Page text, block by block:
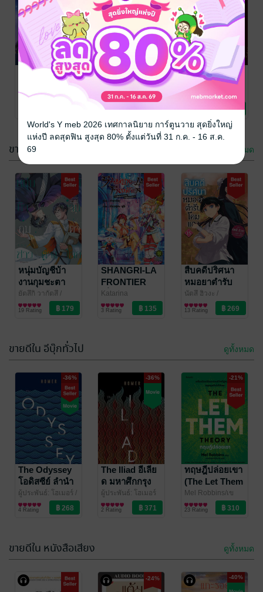
stubborn and cunning nature while managing to be
cute and adorable at the same time. and I love how
she is so understanding and patient with Frung's
quirks. Frung was probably the most lovable. her
straightforward nature (and possibly being on the
autism spectrum) makes her misunderstood but so
so sweet and adorable, and makes for some really
good comedic moments. in addition, her naivete (and
denial of her feelings) cracked me up in some of her
interactions with Yu and the other characters. I really
love the characters in this novel and will reread
multiple times to revisit these lovable characters.
รีวิวจาก
Lauchang
Crush (คนอะไรน่ารักเท่าโลก English version)
meb translation team, Chaoplanoy
4.8 คะแนนจาก 29 เรตติ้ง
I dont know where to Start....it was soooo good.
At first: the novel tells the story of PitBabe Season 1.
Second: its not a omegaverse story, like the original
thai version?! so no alphas, omegas and so on. Just
aBL Story.
It's so well written, the story took my heart und I cried
a few times. The love and dynamic of Charlie and
Babe felt so much more intense and quite different
than the series.
absolute worth the money.
The Bonus Chapters were so special - I loved them,
too.
And last: the nc/r18 scenes were topnotch!
I didnt acpect to love this novel that much - thank you
so much 😍
แสดงทั้งหมด
รีวิวจาก
Annono
Pit Babe English Revised Version
alittlebixth
มีสติแล้วลูกพีช
Peach and Me
ลวิฬาร์ (laWila) ,
ทรราชชั่วผู้นี้
ไม่มีวันปล่อย
เจ้าไป
หลิ่งชิง
นิยายรักจีนโบราณ
118 Rating
รางปกปักษ์
สามห้า
นิยายโรมานซ์
148 Rating
ทรวง
กระต่ายเงาจันทร์
นิยายรัก
105 Rating
ทะลุมิติมาเป็น
พระเอกที่ผิดต่อ
คนทั้งใต้หล้า
และผิดต่อเจ้า
แบบพิเศษใส่ไข่
เล่ม2 [จบ]
DarkQueenLiLith
นิยายวาย Boy
Love / Yaoi
88 Rating
ขายดีใน การ์ตูนทั้งหมด ดูทั้งหมด
หนุ่มบัญชีบ้า
งานกุมชะตา
ชาวต่างโลก
เล่ม 7 (ฉบับ
ยัตสึกิ วากัตสึ /
PHOENIX NEXT
การ์ตูน Boy Love /
Yaoi
19 Rating
SHANGRI-LA
FRONTIER
เมื่อนักล่าเกม
ขยะท้าสู้ในเกม
เทพ เล่ม 20
Katarina
/Ryousuke Fuji /
LUCKPIM
การ์ตูนทั่วไป
3 Rating
สืบคดีปริศนา
หมอยาตำรับ
โคมแดง 15
(ฉบับนิยาย)
นัตสึ ฮิวงะ /
PHOENIX NEXT
ไลท์โนเวล
13 Rating
-18%
good bye
Mr.TOP จุดจบ
สายรุก
มาสุชิตะ/ FirstLove
Pro Publishing
การ์ตูน Boy Love /
Yaoi
17 Rating
นางร้ายมือใหม่
เป็นกำลังใจให้
ด้วยนะเจ้าคะ
เล่ม 3 (ฉบับ
การ์ตูน)
ซัตสึกิ นาคามุระ/
PHOENIX NEXT
การ์ตูนทั่วไป
8 Rating
ขายดีใน อีบุ๊กทั่วไป ดูทั้งหมด
-36%
The Odyssey
โอดิสซีย์ ลำนำ
แห่งยูลิสซีส
ผู้ประพันธ์: โฮเมอร์ /
ต้นฉบับอังกฤษ: ซา
มูเอล บัตเลอร์/ผู้
ประวัติศาสตร์
4 Rating
-36%
The Iliad อีเลีย
ด มหาศึกกรุง
ทรอย
ผู้ประพันธ์: โฮเมอร์
ต้นฉบับอังกฤษ: ซา
มูเอล บัตเลอร์ ผู้
ประวัติศาสตร์
2 Rating
-21%
ทฤษฎีปล่อยเขา
(The Let Them
Theory)
Mel Robbins/เข
มลักขณ์ ดีประวัติ /
Amarin How to
พัฒนาตนเอง
23 Rating
ขายดีใน หนังสือเสียง ดูทั้งหมด
-24% -40%
World's Y meb 2026 เทศกาลนิยาย การ์ตูนวาย สุดยิ่งใหญ่
แห่งปี ลดสุดฟิน สูงสุด 80% ตั้งแต่วันที่ 31 ก.ค. - 16 ส.ค.
69